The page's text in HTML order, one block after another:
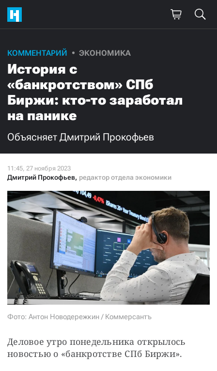
КОММЕНТАРИЙ ЭКОНОМИКА
История с
«банкротством» СПб
Биржи: кто-то заработал
на панике
Объясняет Дмитрий Прокофьев
Дмитрий Прокофьев, редактор отдела экономики
Фото: Антон Новодережкин / Коммерсантъ
Деловое утро понедельника открылось
новостью о «банкротстве СПб Биржи».